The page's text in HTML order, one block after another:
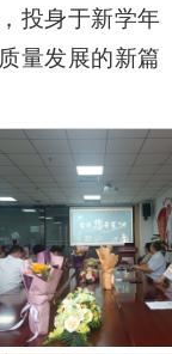
投身于新学年
量发展的新篇